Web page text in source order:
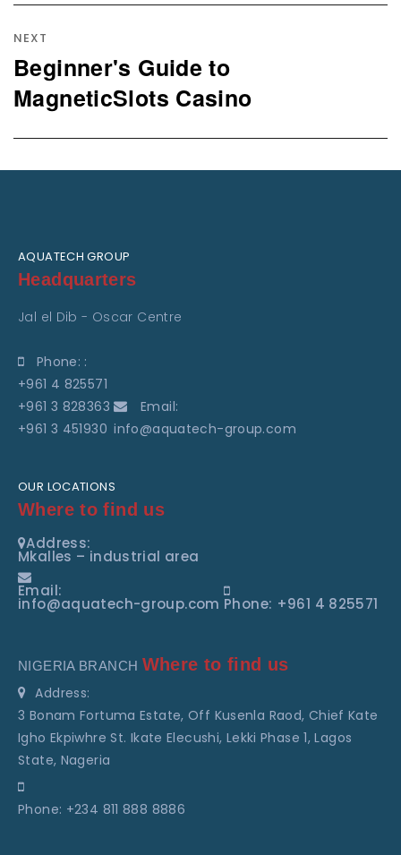
NEXT
Next
post:
Beginner's Guide to
MagneticSlots Casino
AQUATECH GROUP
Headquarters
Jal el Dib - Oscar Centre
Phone: :
+961 4 825571
+961 3 828363
+961 3 451930
Email:
info@aquatech-group.com
OUR LOCATIONS
Where to find us
Address:
Mkalles – industrial area
Email:
info@aquatech-group.com Phone: +961 4 825571
NIGERIA BRANCH Where to find us
Address:
3 Bonam Fortuma Estate, Off Kusenla Raod, Chief Kate
Igho Ekpiwhre St. Ikate Elecushi, Lekki Phase 1, Lagos
State, Nageria
Phone: +234 811 888 8886